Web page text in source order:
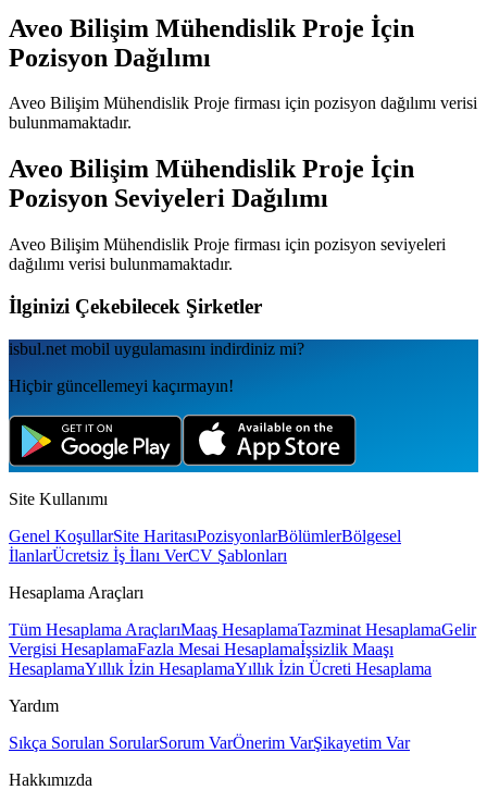
Aveo Bilişim Mühendislik Proje İçin
Pozisyon Dağılımı
Aveo Bilişim Mühendislik Proje firması için pozisyon dağılımı verisi
bulunmamaktadır.
Aveo Bilişim Mühendislik Proje İçin
Pozisyon Seviyeleri Dağılımı
Aveo Bilişim Mühendislik Proje firması için pozisyon seviyeleri
dağılımı verisi bulunmamaktadır.
İlginizi Çekebilecek Şirketler
isbul.net mobil uygulamаsını indirdiniz mi?
Hiçbir güncellemeyi kaçırmayın!
Site Kullanımı
Genel KoşullarSite HaritasıPozisyonlarBölümlerBölgesel
İlanlarÜcretsiz İş İlanı VerCV Şablonları
Hesaplama Araçları
Tüm Hesaplama AraçlarıMaaş HesaplamaTazminat HesaplamaGelir
Vergisi HesaplamaFazla Mesai Hesaplamaİşsizlik Maaşı
HesaplamaYıllık İzin HesaplamaYıllık İzin Ücreti Hesaplama
Yardım
Sıkça Sorulan SorularSorum VarÖnerim VarŞikayetim Var
Hakkımızda